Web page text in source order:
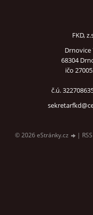
FKD,
Drnovice
68304
ičo
č.ú.
© 2026 eStránky.cz | RSS